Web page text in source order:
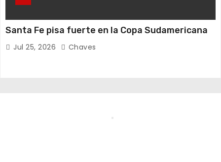
Santa Fe pisa fuerte en la Copa Sudamericana
Jul 25, 2026 Chaves